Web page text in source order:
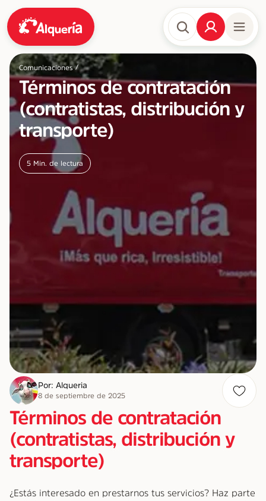
Comunicaciones /
Términos de contratación
(contratistas, distribución y
transporte)
5 Min. de lectura
Por: Alqueria
8 de septiembre de 2025
Términos de contratación
(contratistas, distribución y
transporte)
¿Estás interesado en prestarnos tus servicios? Haz parte